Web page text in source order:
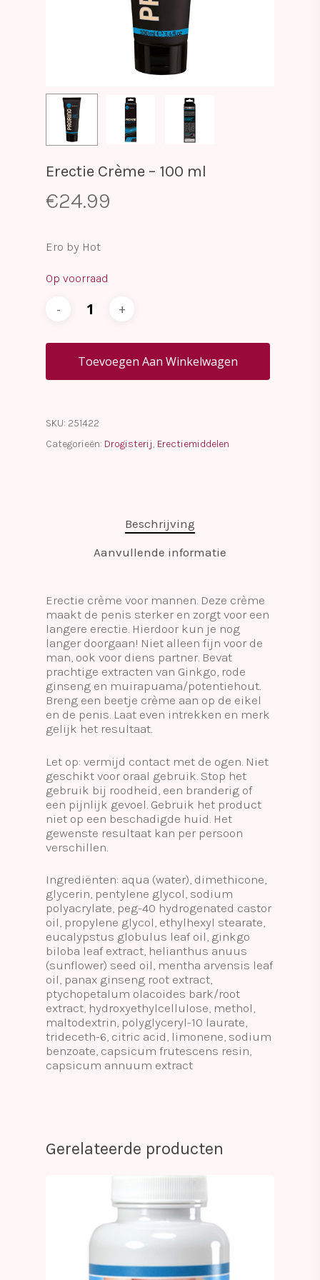
Erectie Crème – 100 ml
€24.99
Ero by Hot
Op voorraad
Toevoegen Aan Winkelwagen
SKU: 251422
Categorieën: Drogisterij, Erectiemiddelen
Beschrijving
Aanvullende informatie
Erectie crème voor mannen. Deze crème
maakt de penis sterker en zorgt voor een
langere erectie. Hierdoor kun je nog
langer doorgaan! Niet alleen fijn voor de
man, ook voor diens partner. Bevat
prachtige extracten van Ginkgo, rode
ginseng en muirapuama/potentiehout.
Breng een beetje crème aan op de eikel
en de penis. Laat even intrekken en merk
gelijk het resultaat.
Let op: vermijd contact met de ogen. Niet
geschikt voor oraal gebruik. Stop het
gebruik bij roodheid, een branderig of
een pijnlijk gevoel. Gebruik het product
niet op een beschadigde huid. Het
gewenste resultaat kan per persoon
verschillen.
Ingrediënten: aqua (water), dimethicone,
glycerin, pentylene glycol, sodium
polyacrylate, peg-40 hydrogenated castor
oil, propylene glycol, ethylhexyl stearate,
eucalypstus globulus leaf oil, ginkgo
biloba leaf extract, helianthus anuus
(sunflower) seed oil, mentha arvensis leaf
oil, panax ginseng root extract,
ptychopetalum olacoides bark/root
extract, hydroxyethylcellulose, methol,
maltodextrin, polyglyceryl-10 laurate,
trideceth-6, citric acid, limonene, sodium
benzoate, capsicum frutescens resin,
capsicum annuum extract
Gerelateerde producten